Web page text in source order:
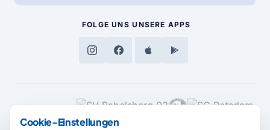
FOLGE UNS UNSERE APPS
MEDIENPARTNER
Cookie-Einstellungen